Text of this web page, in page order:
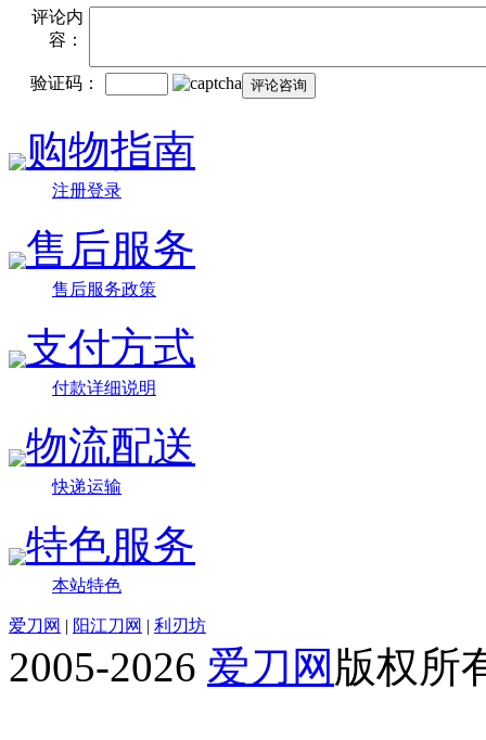
评论内
容：
验证码：
购物指南
注册登录
售后服务
售后服务政策
支付方式
付款详细说明
物流配送
快递运输
特色服务
本站特色
爱刀网 | 阳江刀网 | 利刃坊
2005-2026 爱刀网 版权所